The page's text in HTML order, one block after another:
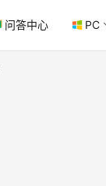
问答中心 PC